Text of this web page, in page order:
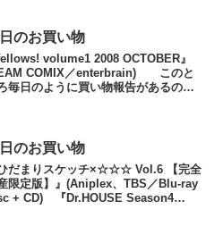
のお買い物
fellows! volume1 2008 OCTOBER』
COMIX／enterbrain) このと
毎日のように買い物報告があるの
のお買い物
ひだまりスケッチ×☆☆☆ Vol.6 【完全
限定版】』(Aniplex、TBS／Blu-ray
+ CD) 『Dr.HOUSE Season4